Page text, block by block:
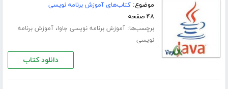
موضوع:کتاب‌های آموزش برنامه نویسی
۴۸ صفحه
برچسب‌ها:آموزش برنامه نویسی جاوا،آموزش برنامه
نویسی
دانلود کتاب